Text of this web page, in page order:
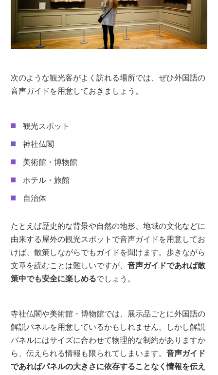
次のような観光客がよく訪れる場所では、ぜひ外国語の
音声ガイドを用意しておきましょう。
観光スポット
神社仏閣
美術館・博物館
ホテル・旅館
自治体
たとえば歴史的な背景や自然の地形、地域の文化などに
由来する屋外の観光スポットで音声ガイドを用意してお
けば、散策しながらでもガイドを聞けます。歩きながら
文章を読むことは難しいですが、音声ガイドであれば散
策中でも安全に楽しめるでしょう。
寺社仏閣や美術館・博物館では、展示品ごとに外国語の
解説パネルを用意しているかもしれません。しかし解説
パネルにはサイズに合わせて物理的な制約がありますか
ら、伝えられる情報も限られてしまいます。音声ガイド
であればパネルの大きさに依存することなく情報を伝え